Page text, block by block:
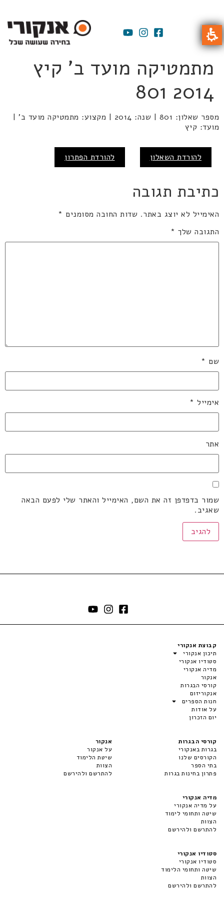
מתמטיקה מועד ב' קיץ
2014 801
מספר שאלון: 801 | שנה: 2014 | מקצוע: מתמטיקה מועד ב' |
מועד: קיץ
להורדת השאלון להורדת הפתרון
כתיבת תגובה
האימייל לא יוצג באתר. שדות החובה מסומנים *
התגובה שלך *
שם *
אימייל *
אתר
שמור בדפדפן זה את השם, האימייל והאתר שלי לפעם הבאה
שאגיב.
קבוצת אנקורי
תיכון אנקורי
סטודיו אנקורי
מדיה אנקורי
אנקור
קורסי הבגרות
אנקוריזום
חנות הספרים
על אודות
יום הזכרון
קורסי הבגרות
בגרות באנקורי
הקורסים שלנו
בתי הספר
פתרון בחינות בגרות
אנקור
על אנקור
שיטת הלימוד
הצוות
להתרשם ולהירשם
מדיה אנקורי
על מדיה אנקורי
שיטה ותחומי לימוד
הצוות
להתרשם ולהירשם
סטודיו אנקורי
סטודיו אנקורי
שיטה ותחומי הלימוד
הצוות
להתרשם ולהירשם